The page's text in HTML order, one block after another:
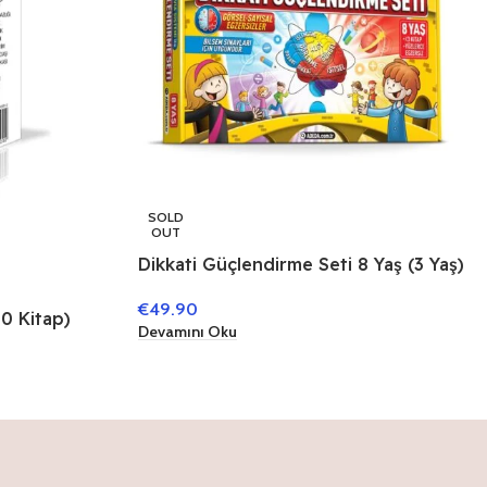
Kitap)
SOLD
OUT
Dikkati Güçlendirme Seti 8 Yaş (3 Yaş)
€49.90
Devamını Oku